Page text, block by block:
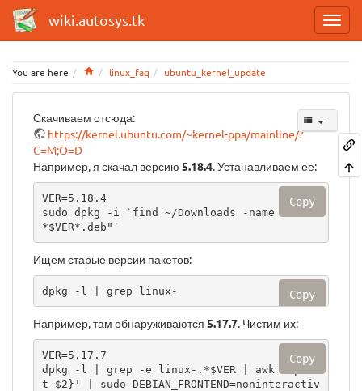
wiki.autosys.tk
You are here Homelinux_faq ubuntu_kernel_update
Скачиваем отсюда:
https://kernel.ubuntu.com/~kernel-ppa/mainline/?
C=M;O=D
Например, я скачал версию 5.18.4. Устанавливаем ее:
VER=5.18.4
sudo dpkg -i `find ~/Downloads -name "linux
*$VER*.deb"`
Copy
Ищем старые версии пакетов:
dpkg -l | grep linux- Copy
Например, там обнаруживаются 5.17.7. Чистим их:
VER=5.17.7
dpkg -l | grep -e linux-.*$VER | awk '{prin
t $2}' | sudo DEBIAN_FRONTEND=noninteractiv
Copy